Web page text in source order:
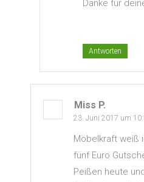
Danke für
Antworten
Miss P.
23. Juni 2017 um
Möbelkraft weiß
fünf Euro
Peißen heute